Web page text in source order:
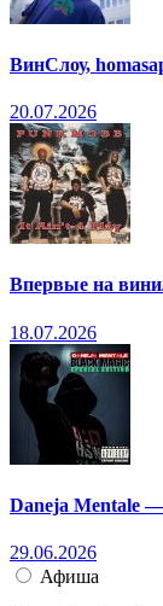
ВинСлоу,
20.07.2026
Впервые на
18.07.2026
Daneja Mentale
29.06.2026
Афиша